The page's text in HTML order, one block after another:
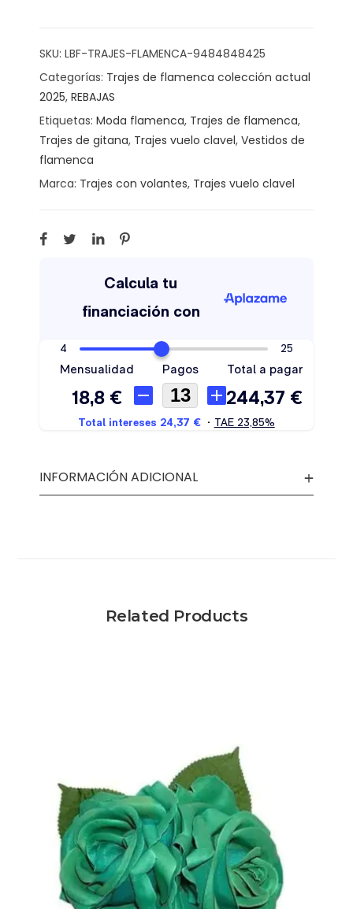
SKU: LBF-TRAJES-FLAMENCA-9484848425
Categorías: Trajes de flamenca colección actual
2025, REBAJAS
Etiquetas: Moda flamenca, Trajes de flamenca,
Trajes de gitana, Trajes vuelo clavel, Vestidos de
flamenca
Marca: Trajes con volantes, Trajes vuelo clavel
INFORMACIÓN ADICIONAL
Related Products